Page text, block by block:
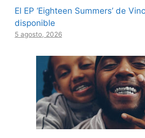
El EP ‘Eighteen Summers’ de
disponible
5 agosto, 2026